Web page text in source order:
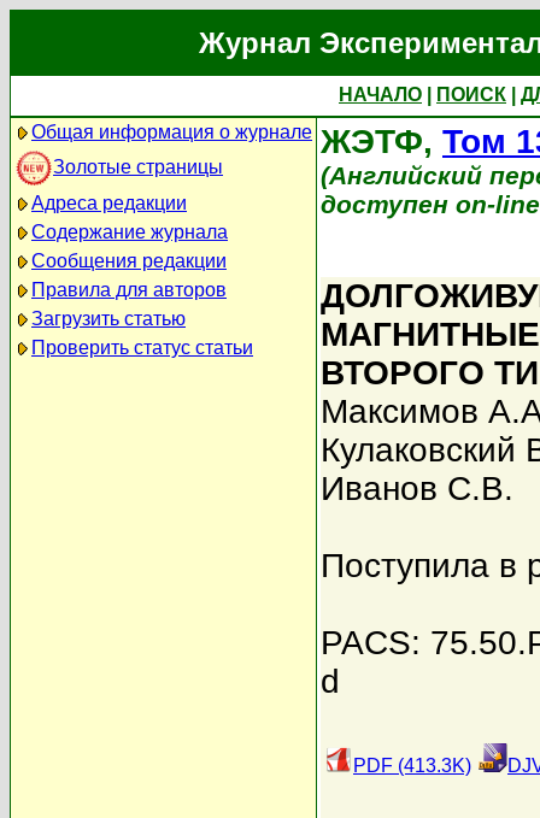
Журнал
НАЧАЛО ПОИСК
Общая информация о журнале
Золотые страницы
Адреса редакции
Содержание журнала
Сообщения редакции
Правила для авторов
Загрузить статью
Проверить статус статьи
ЖЭТФ, Том
(Английский
доступен on-
ВТОРОГО
Максимов
Кулаковский
Иванов С.В.
Поступила в
PACS:
d
PDF (413.3K)